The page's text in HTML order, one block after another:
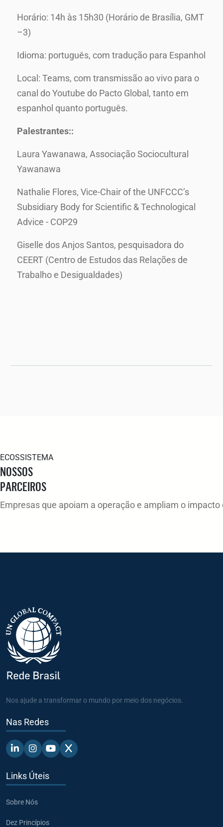
Horário: 14h às 15h30 (Horário de Brasília, GMT
–3)
Idioma: português, com tradução para Espanhol
Local: Teams, com transmissão ao vivo para o
canal do Youtube do Pacto Global, tanto em
espanhol quanto português.
Palestrantes::
Laura Yawanawa, Associação Sociocultural
Yawanawa
Nathalie Flores, Vice-Chair of the UNFCCC’s
Subsidiary Body for Scientific & Technological
Advice - COP29
Giselle dos Anjos Santos, pesquisadora do
CEERT (Centro de Estudos das Relações de
Trabalho e Desigualdades)
ECOSSISTEMA
NOSSOS
PARCEIROS
Empresas que apoiam a operação e ampliam o impacto
Nos ajude a transformar o mundo por meio dos negócios.
Nas Redes
Linkedin - Pacto Global BR
Instagram - Pacto Global BR
Youtube - Pacto Global BR
X - Pacto Global BR
Links Úteis
Sobre Nós
Dez Princípios